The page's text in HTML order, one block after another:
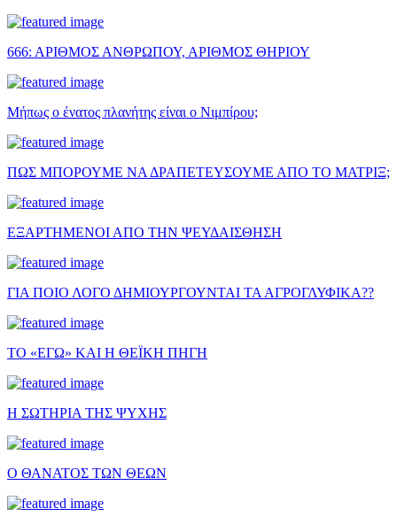
666: ΑΡΙΘΜΟΣ ΑΝΘΡΩΠΟΥ, ΑΡΙΘΜΟΣ ΘΗΡΙΟΥ
Μήπως ο ένατος πλανήτης είναι ο Νιμπίρου;
ΠΩΣ ΜΠΟΡΟΥΜΕ ΝΑ ΔΡΑΠΕΤΕΥΣΟΥΜΕ ΑΠΟ ΤΟ ΜΑΤΡΙΞ;
ΕΞΑΡΤΗΜΕΝΟΙ ΑΠΟ ΤΗΝ ΨΕΥΔΑΙΣΘΗΣΗ
ΓΙΑ ΠΟΙΟ ΛΟΓΟ ΔΗΜΙΟΥΡΓΟΥΝΤΑΙ ΤΑ ΑΓΡΟΓΛΥΦΙΚΑ??
ΤΟ «ΕΓΩ» ΚΑΙ Η ΘΕΪΚΗ ΠΗΓΗ
Η ΣΩΤΗΡΙΑ ΤΗΣ ΨΥΧΗΣ
Ο ΘΑΝΑΤΟΣ ΤΩΝ ΘΕΩΝ